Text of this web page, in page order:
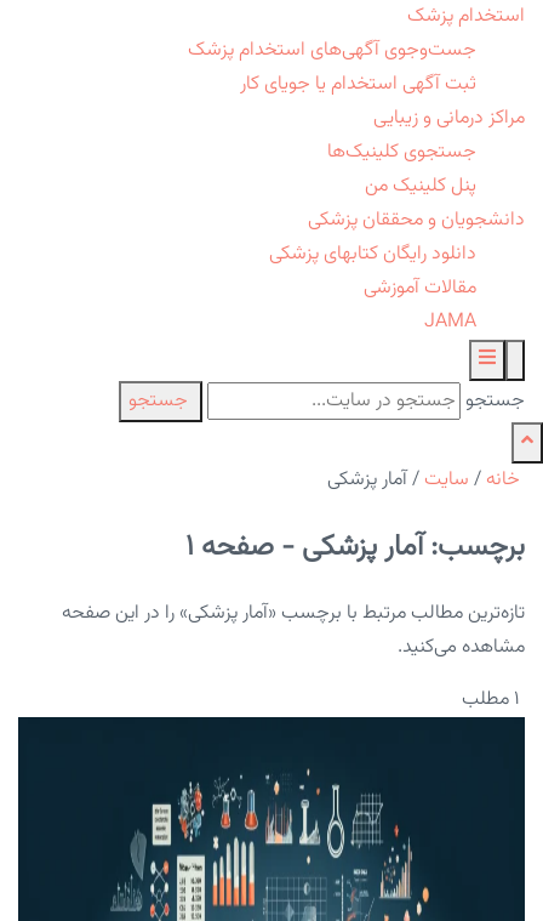
استخدام پزشک
جست‌وجوی آگهی‌های استخدام پزشک
ثبت آگهی استخدام یا جویای کار
مراکز درمانی و زیبایی
جستجوی کلینیک‌ها
پنل کلینیک من
دانشجویان و محققان پزشکی
دانلود رایگان کتابهای پزشکی
مقالات آموزشی
JAMA
جستجو جستجو
خانه / سایت /آمار پزشکی
برچسب: آمار پزشکی - صفحه 1
تازه‌ترین مطالب مرتبط با برچسب «آمار پزشکی» را در این صفحه
مشاهده می‌کنید.
۱ مطلب